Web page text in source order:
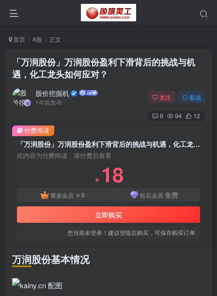
首页 A股 正文
「万润股份」万润股份盈利下滑背后的挑战与机
遇，化工龙头如何应对？
股价挖掘机
1年前发布
关注 私信
6 94 12
「万润股份」万润股份盈利下滑背后的挑战与机遇，化工龙头如何应对？
此内容为付费阅读，请付费后查看
￥ 18
黄金会员 ￥9 钻石会员 免费
立即购买
您当前未登录！建议登陆后购买，可保存购买订单
付费阅读
万润股份基本情况